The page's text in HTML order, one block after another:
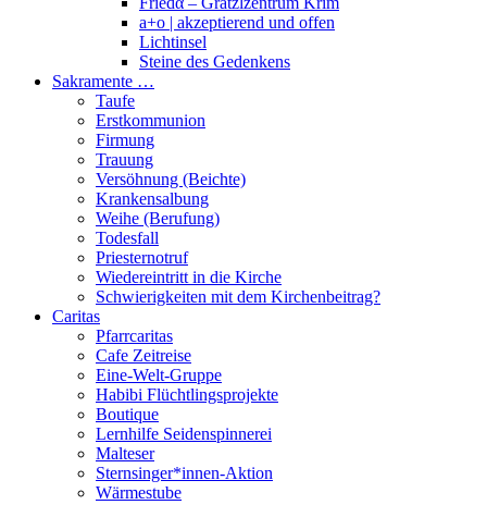
a+o | akzeptierend und offen
Lichtinsel
Steine des Gedenkens
Sakramente …
Taufe
Erstkommunion
Firmung
Trauung
Versöhnung (Beichte)
Krankensalbung
Weihe (Berufung)
Todesfall
Priesternotruf
Wiedereintritt in die Kirche
Schwierigkeiten mit dem Kirchenbeitrag?
Caritas
Pfarrcaritas
Cafe Zeitreise
Eine-Welt-Gruppe
Habibi Flüchtlingsprojekte
Boutique
Lernhilfe Seidenspinnerei
Malteser
Sternsinger*innen-Aktion
Wärmestube